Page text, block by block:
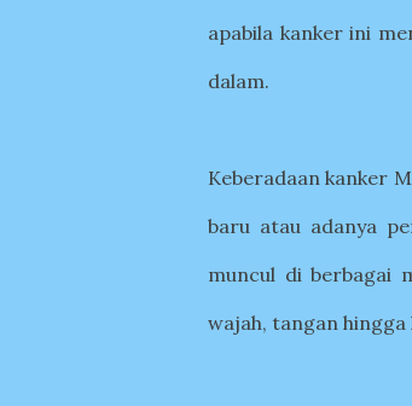
apabila kanker ini
dalam.
Keberadaan kanker
baru atau adanya
muncul di berbagai
wajah, tangan hingga